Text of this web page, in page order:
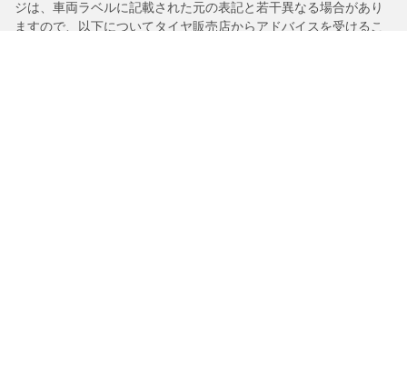
ジは、車両ラベルに記載された元の表記と若干異なる場合があり
ますので、以下についてタイヤ販売店からアドバイスを受けるこ